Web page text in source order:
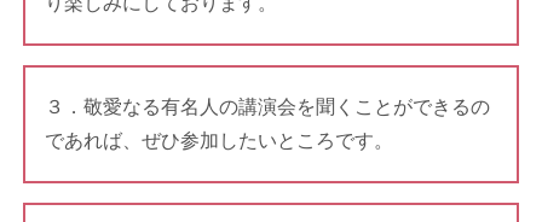
３．敬愛なる有名人の講演会を聞くことができるの
であれば、ぜひ参加したいところです。